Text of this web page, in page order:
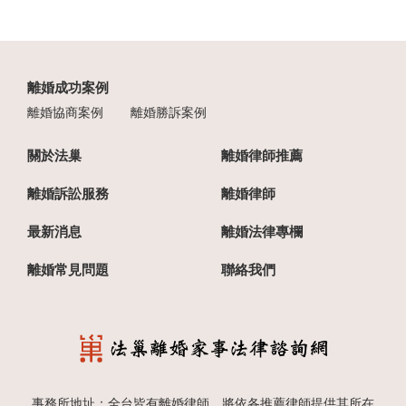
離婚成功案例
離婚協商案例 離婚勝訴案例
關於法巢 離婚律師推薦
離婚訴訟服務 離婚律師
最新消息 離婚法律專欄
離婚常見問題 聯絡我們